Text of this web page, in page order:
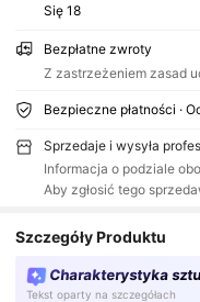
Się 18
Bezpłatne zwroty
Z zastrzeżeniem zasad
Bezpieczne płatności ·
Sprzedaje i wysyła
Informacja o podziale
Aby zgłosić tego
Szczegóły Produktu
Charakterystyka
Tekst oparty na szczegółach